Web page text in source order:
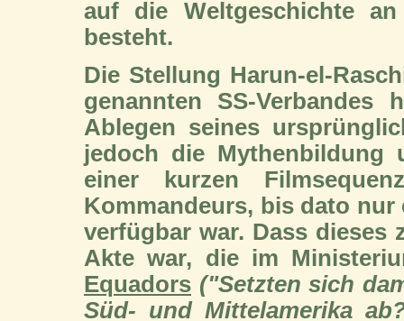
auf die Weltgeschichte
besteht.
Die Stellung Harun-el-
genannten SS-
Ablegen seines
jedoch die Mythenbildung
einer kurzen
Kommandeurs, bis dato
verfügbar war. Dass dieses
Akte war, die im
Equadors ("Setzten sich
Süd- und Mittelamerika